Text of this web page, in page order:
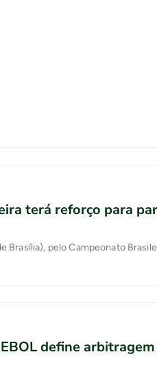
terá reforço para
Brasília), pelo Campeonato
define